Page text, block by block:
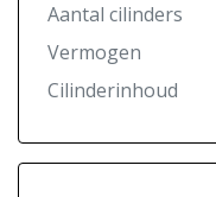
Aantal cilinders
Vermogen
Cilinderinhoud